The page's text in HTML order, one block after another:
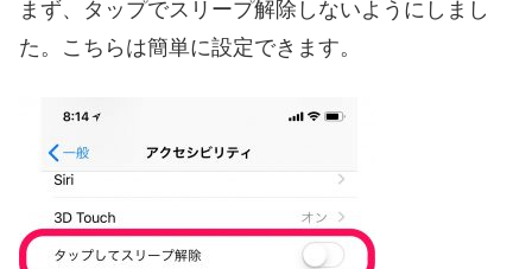
まず、タップでスリープ解除しないようにしまし
た。こちらは簡単に設定できます。